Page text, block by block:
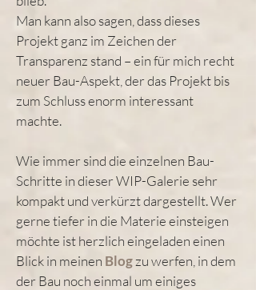
Man kann also sagen, dass dieses
Projekt ganz im Zeichen der
Transparenz stand – ein für mich recht
neuer Bau-Aspekt, der das Projekt bis
zum Schluss enorm interessant
machte.
Wie immer sind die einzelnen Bau-
Schritte in dieser WIP-Galerie sehr
kompakt und verkürzt dargestellt. Wer
gerne tiefer in die Materie einsteigen
möchte ist herzlich eingeladen einen
Blick in meinen Blogzu werfen, in dem
der Bau noch einmal um einiges